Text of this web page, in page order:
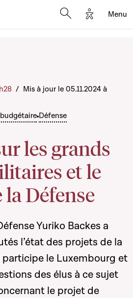
Options
Menu
Défense
les grands
et le
Défense
/ Mis à jour le 05.11.2024 à
Yuriko Backes a
l’état des projets de la
participe le Luxembourg et
des élus à ce sujet
le projet de